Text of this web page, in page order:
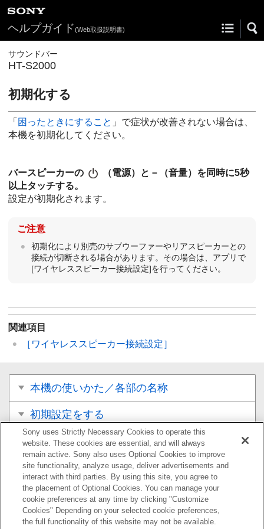
ヘルプガイド(Web取扱説明書)
サウンドバー
HT-S2000
初期化する
「 困ったときにすること 」で症状が改善されない場合は、
本機を初期化してください。
バースピーカーの （電源）と － （音量）を同時に5秒
以上タッチする。
設定が初期化されます。
ご注意
初期化により別売のサブウーファーやリアスピーカーとの
接続が切断される場合があります。その場合は、アプリで
[ワイヤレススピーカー接続設定]を行ってください。
関連項目
［ ワイヤレススピーカー接続設定］
本機の使いかた／各部の名称
初期設定をする
音楽／音声を再生する
テレビと連携して使う
アプリから本機の設定を変更する
困ったときは
Sony uses Strictly Necessary Cookies to operate this
website. These cookies are essential, and will always
remain active. Sony also uses Optional Cookies to improve
site functionality, analyze usage, deliver advertisements and
interact with third parties. By using this site, you agree to
the placement of Optional Cookies. You can manage your
cookie preferences at any time by clicking "Customize
Cookies" Depending on your selected cookie preferences,
the full functionality of this website may not be available.